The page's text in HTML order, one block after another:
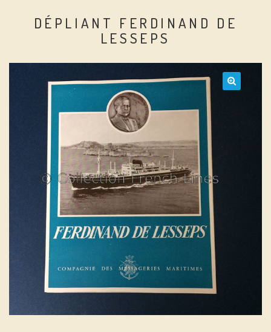
DÉPLIANT FERDINAND DE
LESSEPS